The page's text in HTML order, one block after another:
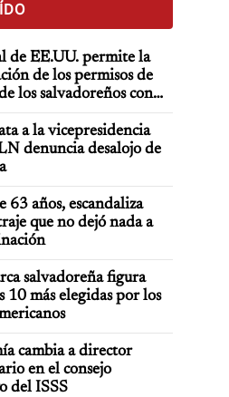
de EE.UU. permite la
de los permisos de
los salvadoreños con
a la vicepresidencia
denuncia desalojo de
63 años, escandaliza
que no dejó nada a
salvadoreña figura
10 más elegidas por los
cambia a director
en el consejo
del ISSS